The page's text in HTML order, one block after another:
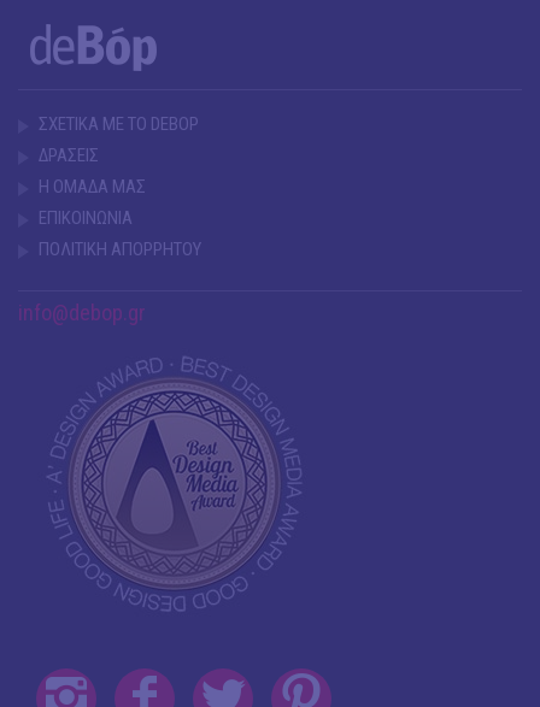
ΣΧΕΤΙΚΑ ΜΕ ΤΟ DEBOP
ΔΡΑΣΕΙΣ
Η ΟΜΑΔΑ ΜΑΣ
ΕΠΙΚΟΙΝΩΝΙΑ
ΠΟΛΙΤΙΚΗ ΑΠΟΡΡΗΤΟΥ
info@debop.gr